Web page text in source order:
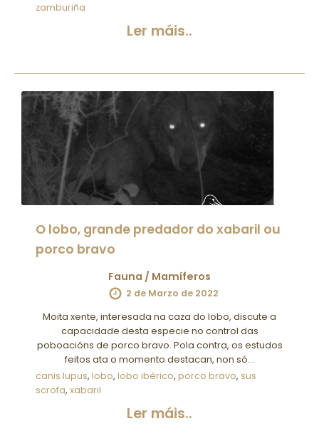
zamburiña
Ler máis..
O lobo, grande predador do xabaril ou
porco bravo
Fauna / Mamíferos
2 de Marzo de 2022
Moita xente, interesada na caza do lobo, discute a
capacidade desta especie no control das
poboacións de porco bravo. Pola contra, os estudos
feitos ata o momento destacan, non só…
canis lupus,lobo,lobo ibérico,porco bravo,sus
scrofa,xabaril
Ler máis..